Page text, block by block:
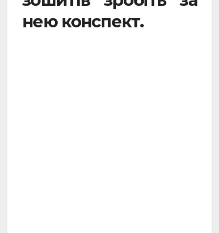
нею конспект.